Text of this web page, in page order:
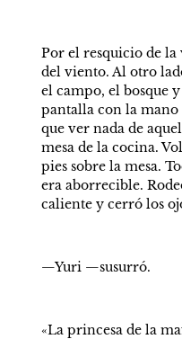
Por el resquicio de la
del viento. Al otro
el campo, el bosque
pantalla con la mano
que ver nada de
mesa de la cocina.
pies sobre la mesa.
era aborrecible.
caliente y cerró los
—Yuri —susurró.
«La princesa de la